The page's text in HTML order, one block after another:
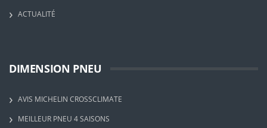
ACTUALITÉ
DIMENSION PNEU
AVIS MICHELIN CROSSCLIMATE
MEILLEUR PNEU 4 SAISONS